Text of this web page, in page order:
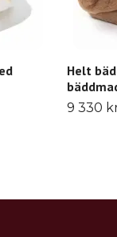
Helt
9 330